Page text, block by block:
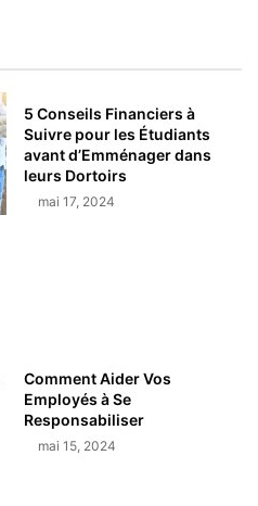
5 Conseils Financiers à
Suivre pour les Étudiants
avant d’Emménager dans
leurs Dortoirs
mai 17, 2024
Comment Aider Vos
Employés à Se
Responsabiliser
mai 15, 2024